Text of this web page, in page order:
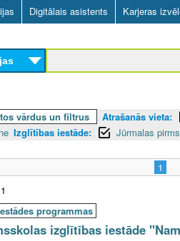
Digitālais asistents Karjeras
vārdus un filtrus Atrašanās vieta:
Izglītības iestāde: Jūrmalas
1
programmas
izglītības iestāde